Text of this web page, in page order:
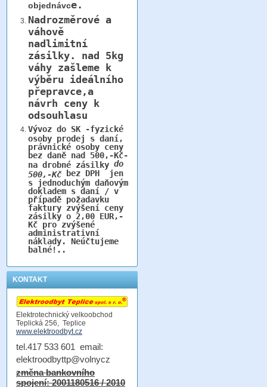
objednávce.
Nadrozměrové a
váhově
nadlimitní
zásilky. nad 5kg
váhy zašleme k
výběru ideálního
přepravce,a
návrh ceny k
odsouhlasu
Vývoz do SK -fyzické
osoby prodej s daní,
právnické osoby ceny
bez daně nad 500,-Kč-
na drobné zásilky do
500,-Kčbez DPH jen
s jednoduchým daňovým
dokladem s daní / v
případě požadavku
faktury zvýšení ceny
zásilky o 2,00 EUR,-
Kč pro zvýšené
administrativní
náklady. Neúčtujeme
balné!..
KONTAKT
Elektrotechnický velkoobchod
Teplická 256, Teplice
www.elektroodbyt.cz
tel.417 533 601 email:
elektroodbyttp@volnycz
změna bankovního
spojení: 2001180516 / 2010